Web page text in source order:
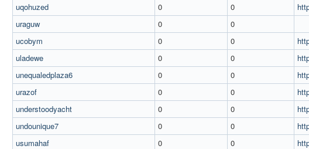
uqohuzed
0 0
uraguw
0 0
ucobym
0 0
uladewe
0 0
unequaledplaza6
0 0
urazof
0 0
understoodyacht
0 0
undounique7
0 0
usumahaf
0 0